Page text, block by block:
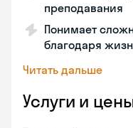
преподавания
Понимает
благодаря
Читать дальше
Услуги и